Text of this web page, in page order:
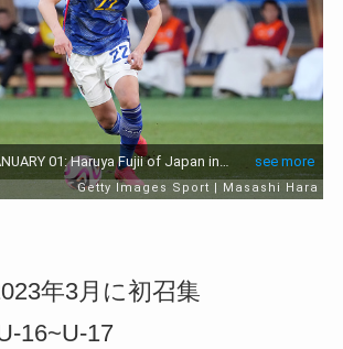
年3月に初召集
16~U-17